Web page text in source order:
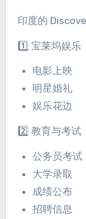
印度的
1️⃣ 宝莱坞娱乐
电影上映
明星婚礼
娱乐花边
2️⃣ 教育与考试
公务员考试
大学录取
成绩公布
招聘信息